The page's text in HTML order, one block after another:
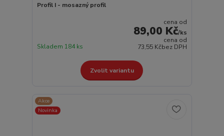
Profil I - mosazný profil
cena od
89,00 Kč/ks
cena od
73,55 Kčbez DPH
Skladem 184 ks
Zvolit variantu
Akce
Novinka